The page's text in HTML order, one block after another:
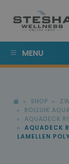
MENU
SHOP
ROLLUIK
AQUADECK
AQUADECK
LAMELLEN